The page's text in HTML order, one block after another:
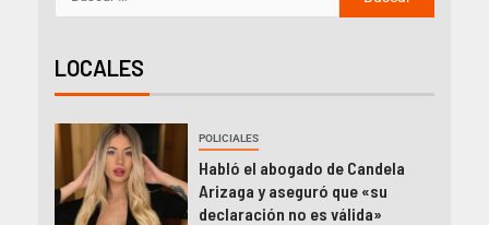
LOCALES
POLICIALES
Habló el abogado de Candela
Arizaga y aseguró que «su
declaración no es válida»